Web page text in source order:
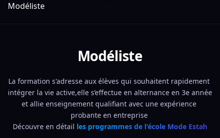
Modéliste
Modéliste
La formation s'adresse aux élèves qui souhaitent rapidement
intégrer la vie active,elle s’effectue en alternance en 3e année
et allie enseignement qualifiant avec une expérience
probante en entreprise
Découvre en détail les programmes de l'école Mode Estah